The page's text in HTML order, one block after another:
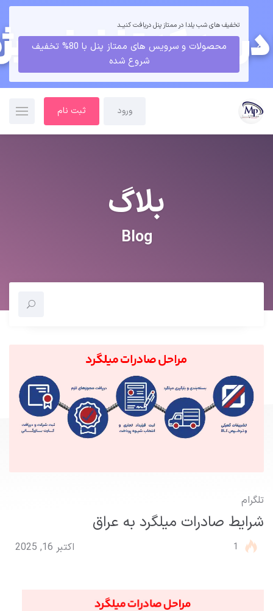
تخفیف های شب یلدا در ممتاز پنل دریافت کنیــد
محصولات و سرویس های ممتاز پنل با 80% تخفیف
شروع شده
ورود ثبت نام
بلاگ
Blog
تلگرام
شرایط صادرات میلگرد به عراق
1 اکتبر 16, 2025